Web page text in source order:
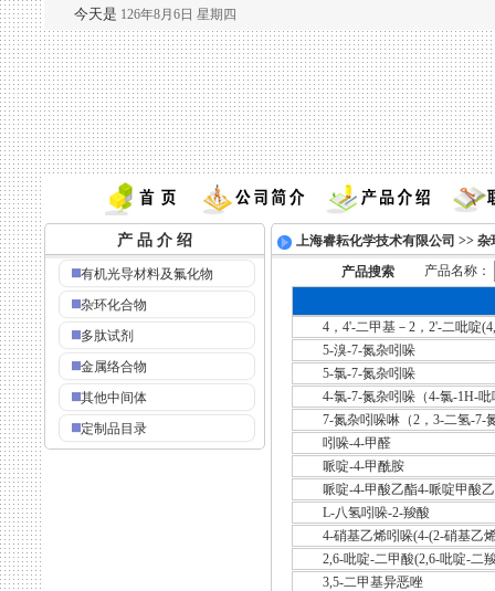
今天是 126年8月6日 星期四
产 品 介 绍
有机光导材料及氟化物
杂环化合物
多肽试剂
金属络合物
其他中间体
定制品目录
上海睿耘化学技术有限公司 >> 杂
产品搜索
产品名称：
4，4'-二甲基－2，2'-二吡啶
5-溴-7-氮杂吲哚
5-氯-7-氮杂吲哚
4-氯-7-氮杂吲哚（4-氯-1H-
7-氮杂吲哚啉（2，3-二氢-7-
吲哚-4-甲醛
哌啶-4-甲酰胺
哌啶-4-甲酸乙酯4-哌啶甲酸
L-八氢吲哚-2-羧酸
4-硝基乙烯吲哚(4-(2-硝基乙
2,6-吡啶-二甲酸(2,6-吡啶-二
3,5-二甲基异恶唑